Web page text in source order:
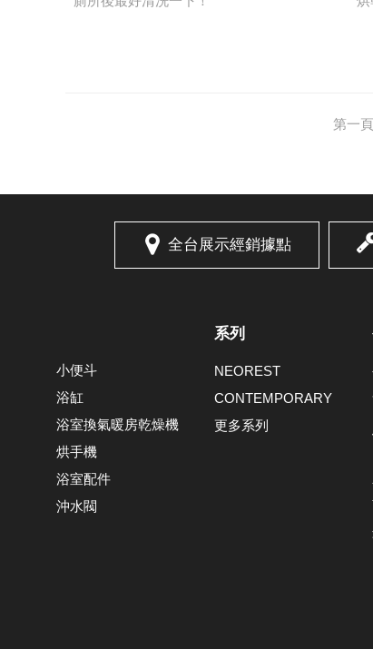
第一頁
全台展示經銷據點
小便斗
浴缸
浴室換氣暖房乾燥機
烘手機
浴室配件
沖水閥
系列
NEOREST
CONTEMPORARY
更多系列